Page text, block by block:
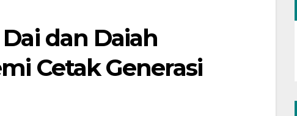
dan Daiah
Cetak Generasi